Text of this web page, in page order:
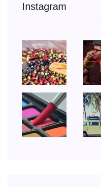
Instagram